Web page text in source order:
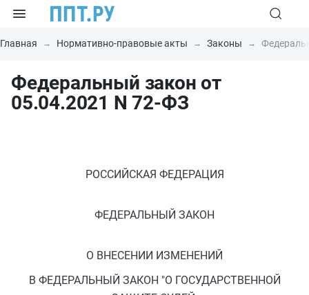
Главная Нормативно-правовые акты Законы
Федеральный закон от
05.04.2021 N 72-ФЗ
РОССИЙСКАЯ ФЕДЕРАЦИЯ
ФЕДЕРАЛЬНЫЙ ЗАКОН
О ВНЕСЕНИИ ИЗМЕНЕНИЙ
В ФЕДЕРАЛЬНЫЙ ЗАКОН "О ГОСУДАРСТВЕННОЙ